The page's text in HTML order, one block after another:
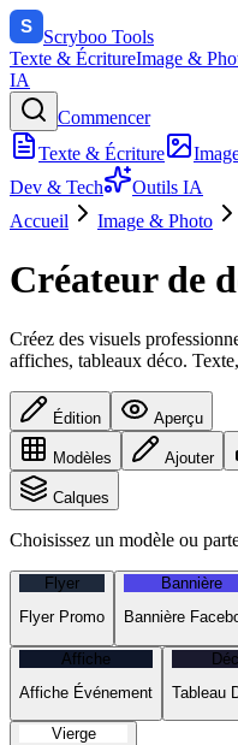
Scryboo Tools
Texte & ÉcritureImage &
IA
Commencer
Texte & Écriture
Dev & Tech
Outils IA
Accueil
Image & Photo
Créateur de
Créez des visuels
affiches, tableaux déco.
Édition Aperçu
Modèles Ajouter
Calques
Choisissez un modèle ou
Flyer
Flyer Promo
Bannière
Bannière
Affiche
Affiche Événement
Tableau
Vierge